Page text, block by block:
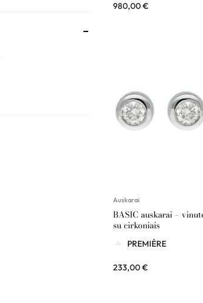
980,00€
Auskarai
BASIC auskarai –
su cirkoniais
PREMIÈRE
233,00€